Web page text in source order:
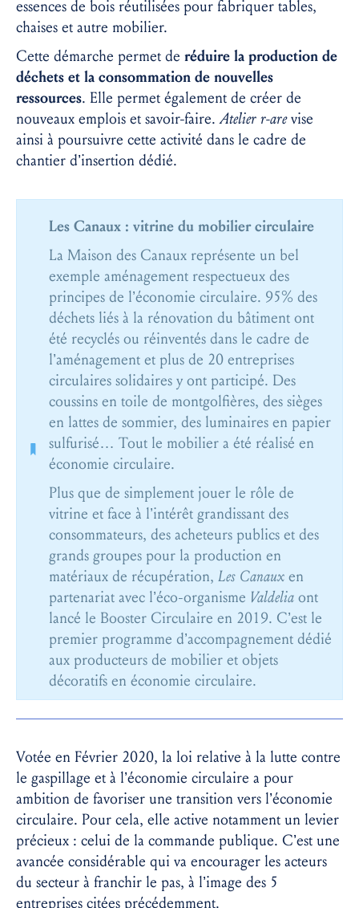
essences de bois réutilisées pour fabriquer tables,
chaises et autre mobilier.
Cette démarche permet de réduire la production de
déchets et la consommation de nouvelles
ressources. Elle permet également de créer de
nouveaux emplois et savoir-faire.Atelier r-arevise
ainsi à poursuivre cette activité dans le cadre de
chantier d’insertion dédié.
Les Canaux : vitrine du mobilier circulaire
La Maison des Canaux représente un bel
exemple aménagement respectueux des
principes de l’économie circulaire. 95% des
déchets liés à la rénovation du bâtiment ont
été recyclés ou réinventés dans le cadre de
l’aménagement et plus de 20 entreprises
circulaires solidaires y ont participé. Des
coussins en toile de montgolfières, des sièges
en lattes de sommier, des luminaires en papier
sulfurisé… Tout le mobilier a été réalisé en
économie circulaire.
Plus que de simplement jouer le rôle de
vitrine et face à l’intérêt grandissant des
consommateurs, des acheteurs publics et des
grands groupes pour la production en
matériaux de récupération, Les Canaux en
partenariat avec l’éco-organisme Valdelia ont
lancé le Booster Circulaire en 2019. C’est le
premier programme d’accompagnement dédié
aux producteurs de mobilier et objets
décoratifs en économie circulaire.
Votée en Février 2020, la loi relative à la lutte contre
le gaspillage et à l’économie circulaire a pour
ambition de favoriser une transition vers l’économie
circulaire. Pour cela, elle active notamment un levier
précieux : celui de la commande publique. C’est une
avancée considérable qui va encourager les acteurs
du secteur à franchir le pas, à l’image des 5
entreprises citées précédemment.